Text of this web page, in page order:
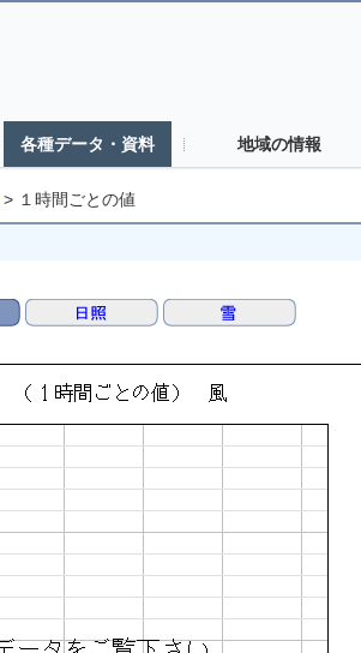
各種データ・資料 地域の情報
> １時間ごとの値